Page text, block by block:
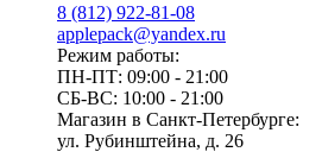
8 (812) 922-81-08
applepack@yandex.ru
Режим работы:
ПН-ПТ: 09:00 - 21:00
СБ-ВС: 10:00 - 21:00
Магазин в Санкт-Петербурге:
ул. Рубинштейна, д. 26